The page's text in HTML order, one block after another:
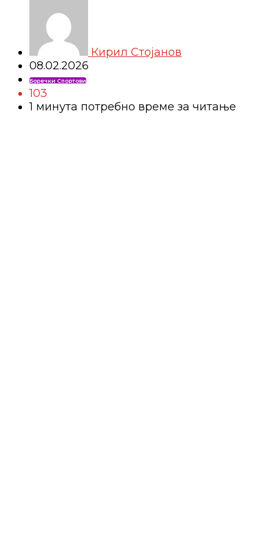
Кирил Стојанов
08.02.2026
Боречки Спортови
103
1 минутa потребно време за читање